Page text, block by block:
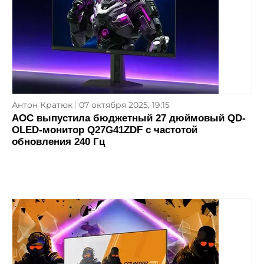
Антон Кратюк 07 октября 2025, 19:15
AOC выпустила бюджетный 27 дюймовый QD-
OLED-монитор Q27G41ZDF с частотой
обновления 240 Гц